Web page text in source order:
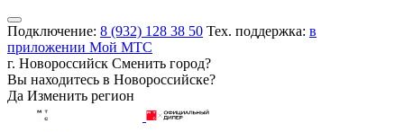
Подключение: 8 (932) 128 38 50 Тех. поддержка: в
приложении Мой МТС
г. Новороссийск Сменить город?
Вы находитесь в Новороссийске?
Да Изменить регион